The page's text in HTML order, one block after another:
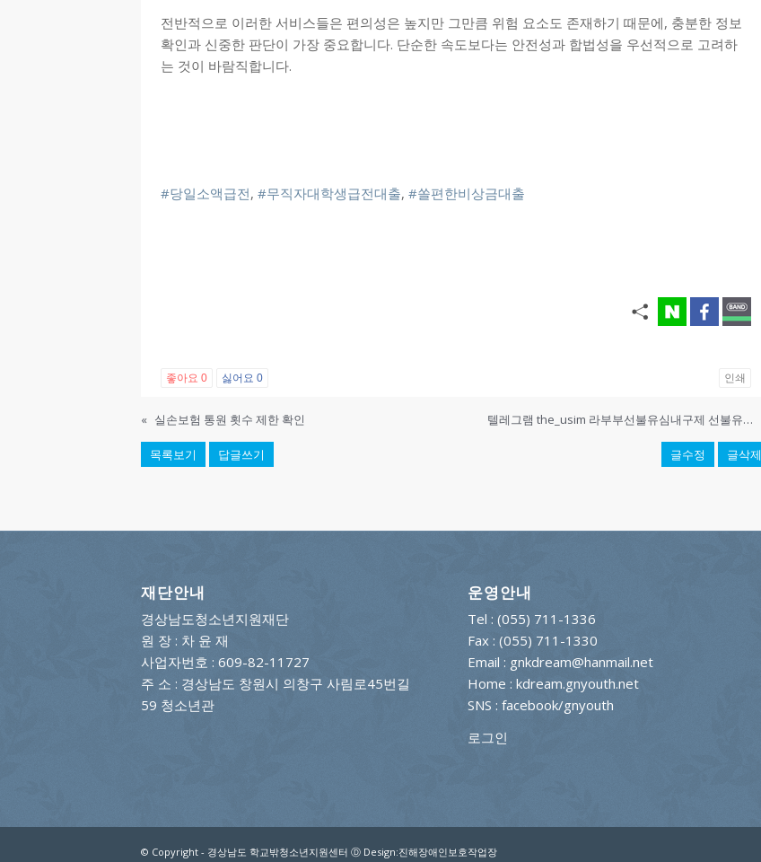
전반적으로 이러한 서비스들은 편의성은 높지만 그만큼 위험 요소도 존재하기 때문에, 충분한 정보
확인과 신중한 판단이 가장 중요합니다. 단순한 속도보다는 안전성과 합법성을 우선적으로 고려하
는 것이 바람직합니다.
#당일소액급전, #무직자대학생급전대출, #쏠편한비상금대출
좋아요 0 싫어요 0 인쇄
« 실손보험 통원 횟수 제한 확인 텔레그램 the_usim 라부부선불유심내구제 선불유심팔아요 무직자소액내구제 화성시장기연체자비대면소액급전대출 p2p당일급전내구제대출
목록보기 답글쓰기 글수정 글삭제
재단안내
경상남도청소년지원재단
원 장 : 차 윤 재
사업자번호 : 609-82-11727
주 소 : 경상남도 창원시 의창구 사림로45번길
59 청소년관
운영안내
Tel : (055) 711-1336
Fax : (055) 711-1330
Email : gnkdream@hanmail.net
Home : kdream.gnyouth.net
SNS : facebook/gnyouth
로그인
© Copyright - 경상남도 학교밖청소년지원센터 Ⓓ Design:진해장애인보호작업장